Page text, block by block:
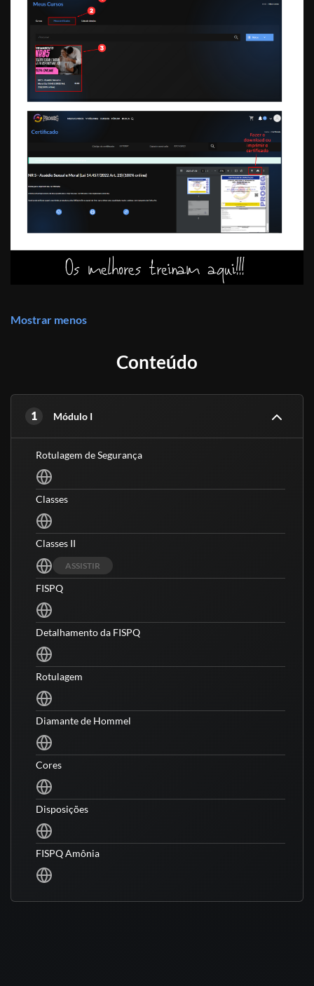
Mostrar menos
Conteúdo
1 Módulo I
Rotulagem de Segurança
Classes
Classes II
ASSISTIR
FISPQ
Detalhamento da FISPQ
Rotulagem
Diamante de Hommel
Cores
Disposições
FISPQ Amônia